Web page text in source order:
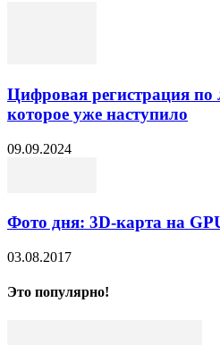
Цифровая регистрация по
которое уже наступило
09.09.2024
Фото дня: 3D-карта на
03.08.2017
Это популярно!